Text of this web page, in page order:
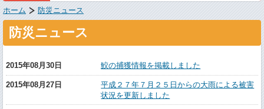
ホーム 防災ニュース
防災ニュース
2015年08月30日 鮫の捕獲情報を掲載しました
2015年08月27日
平成２７年７月２５日からの大雨による被害
状況を更新しました